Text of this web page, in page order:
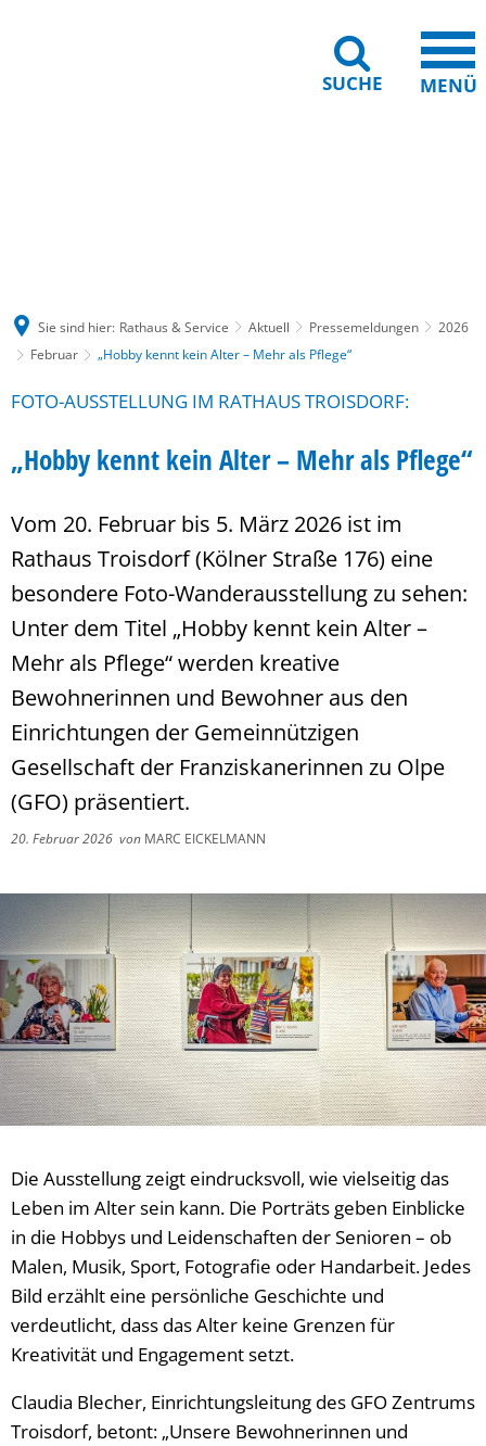
SUCHE MENÜ
Sie sind hier: Rathaus & Service Aktuell Pressemeldungen
2026
Februar
„Hobby kennt kein Alter – Mehr als Pflege“
FOTO-AUSSTELLUNG IM RATHAUS TROISDORF:
„Hobby kennt kein Alter – Mehr als Pflege“
Vom 20. Februar bis 5. März 2026 ist im
Rathaus Troisdorf (Kölner Straße 176) eine
besondere Foto-Wanderausstellung zu sehen:
Unter dem Titel „Hobby kennt kein Alter –
Mehr als Pflege“ werden kreative
Bewohnerinnen und Bewohner aus den
Einrichtungen der Gemeinnützigen
Gesellschaft der Franziskanerinnen zu Olpe
(GFO) präsentiert.
20. Februar 2026 von MARC EICKELMANN
Die Ausstellung zeigt eindrucksvoll, wie vielseitig das
Leben im Alter sein kann. Die Porträts geben Einblicke
in die Hobbys und Leidenschaften der Senioren – ob
Malen, Musik, Sport, Fotografie oder Handarbeit. Jedes
Bild erzählt eine persönliche Geschichte und
verdeutlicht, dass das Alter keine Grenzen für
Kreativität und Engagement setzt.
Claudia Blecher, Einrichtungsleitung des GFO Zentrums
Troisdorf, betont: „Unsere Bewohnerinnen und